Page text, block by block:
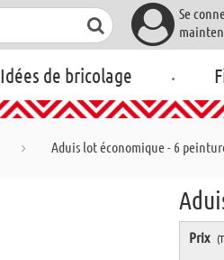
Se
Idées de bricolage .
Aduis lot économique - 6
Prix